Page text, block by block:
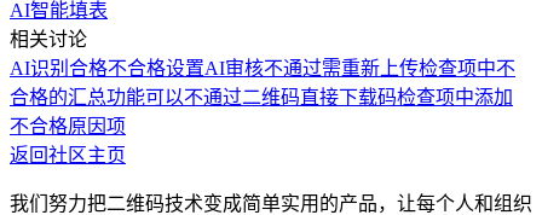
AI智能填表
相关讨论
AI识别合格不合格设置AI审核不通过需重新上传检查项中不
合格的汇总功能可以不通过二维码直接下载码检查项中添加
不合格原因项
返回社区主页
我们努力把二维码技术变成简单实用的产品，让每个人和组织